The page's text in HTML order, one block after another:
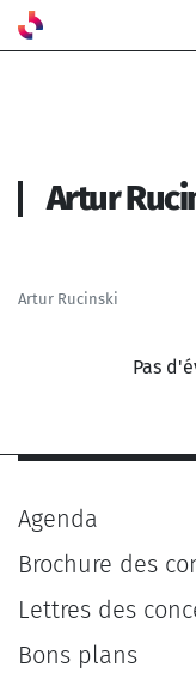
Aller au contenu
Artur
Artur Rucinski
Pas
Agenda
Brochure des
Lettres des
Bons plans